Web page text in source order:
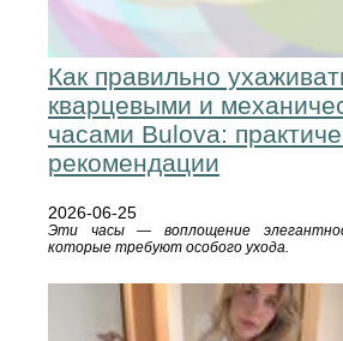
Как правильно
кварцевыми и
часами Bulova:
рекомендации
2026-06-25
Эти часы — воплощение
которые требуют особого ухода.